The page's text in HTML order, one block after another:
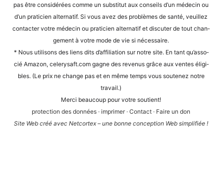
pas être con­sidé­rées com­me un sub­sti­tut aux con­seils d’un méde­cin ou
d’un pra­ti­ci­en alter­na­tif. Si vous avez des pro­blè­mes de san­té, veuil­lez
cont­ac­ter vot­re méde­cin ou pra­ti­ci­en alter­na­tif et dis­cu­ter de tout chan­
ge­ment à vot­re mode de vie si nécessaire.
* Nous uti­li­sons des liens dits d’af­fi­lia­ti­on sur not­re site. En tant qu’as­so­
cié Ama­zon, cele​ry​saft​.com gagne des reve­nus grâce aux ven­tes éli­gi­
bles. (Le prix ne chan­ge pas et en même temps vous sou­te­n­ez not­re
travail.)
Mer­ci beau­coup pour vot­re soutient!
pro­tec­tion des don­nées · impri­mer· Cont­act · Fai­re un don
Site Web créé avec Net­cortex – une bon­ne con­cep­ti­on Web simplifiée !